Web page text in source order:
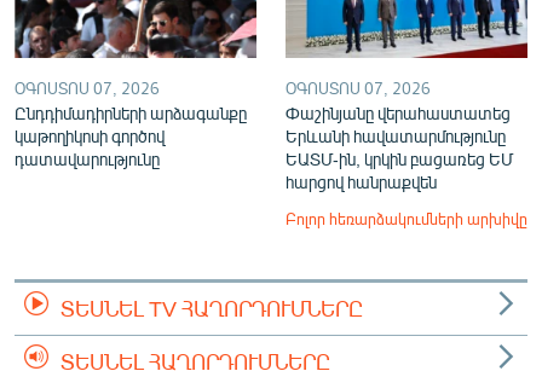
ՕԳՈՍՏՈՍ 07, 2026
Ընդդիմադիրների արձագանքը
կաթողիկոսի գործով
դատավարությունը
ՕԳՈՍՏՈՍ 07, 2026
Փաշինյանը վերահաստատեց
Երևանի հավատարմությունը
ԵԱՏՄ-ին, կրկին բացառեց ԵՄ
հարցով հանրաքվեն
Բոլոր հեռարձակումների արխիվը
ՏԵՍՆԵԼ TV ՀԱՂՈՐԴՈՒՄՆԵՐԸ
ՏԵՍՆԵԼ ՀԱՂՈՐԴՈՒՄՆԵՐԸ